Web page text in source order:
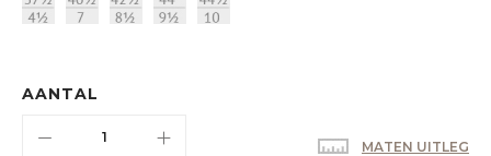
AANTAL
MATEN UITLEG